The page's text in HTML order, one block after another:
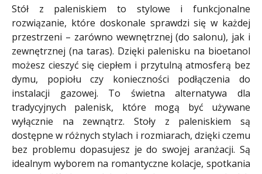
Stół z paleniskiem to stylowe i funkcjonalne
rozwiązanie, które doskonale sprawdzi się w każdej
przestrzeni – zarówno wewnętrznej (do salonu), jak i
zewnętrznej (na taras). Dzięki palenisku na bioetanol
możesz cieszyć się ciepłem i przytulną atmosferą bez
dymu, popiołu czy konieczności podłączenia do
instalacji gazowej. To świetna alternatywa dla
tradycyjnych palenisk, które mogą być używane
wyłącznie na zewnątrz. Stoły z paleniskiem są
dostępne w różnych stylach i rozmiarach, dzięki czemu
bez problemu dopasujesz je do swojej aranżacji. Są
idealnym wyborem na romantyczne kolacje, spotkania